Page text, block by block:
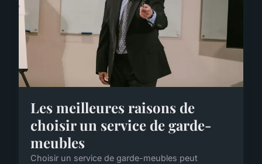
Les meilleures raisons de
choisir un service de garde-
meubles
Choisir un service de garde-meubles peut